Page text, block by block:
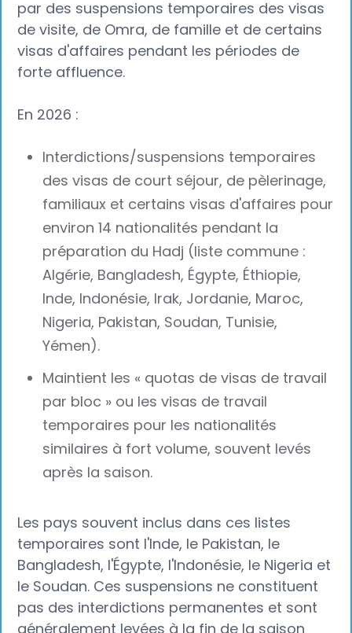
par des suspensions temporaires des visas
de visite, de Omra, de famille et de certains
visas d'affaires pendant les périodes de
forte affluence.
En 2026 :
Interdictions/suspensions temporaires
des visas de court séjour, de pèlerinage,
familiaux et certains visas d'affaires pour
environ 14 nationalités pendant la
préparation du Hadj (liste commune :
Algérie, Bangladesh, Égypte, Éthiopie,
Inde, Indonésie, Irak, Jordanie, Maroc,
Nigeria, Pakistan, Soudan, Tunisie,
Yémen).
Maintient les « quotas de visas de travail
par bloc » ou les visas de travail
temporaires pour les nationalités
similaires à fort volume, souvent levés
après la saison.
Les pays souvent inclus dans ces listes
temporaires sont l'Inde, le Pakistan, le
Bangladesh, l'Égypte, l'Indonésie, le Nigeria et
le Soudan. Ces suspensions ne constituent
pas des interdictions permanentes et sont
généralement levées à la fin de la saison